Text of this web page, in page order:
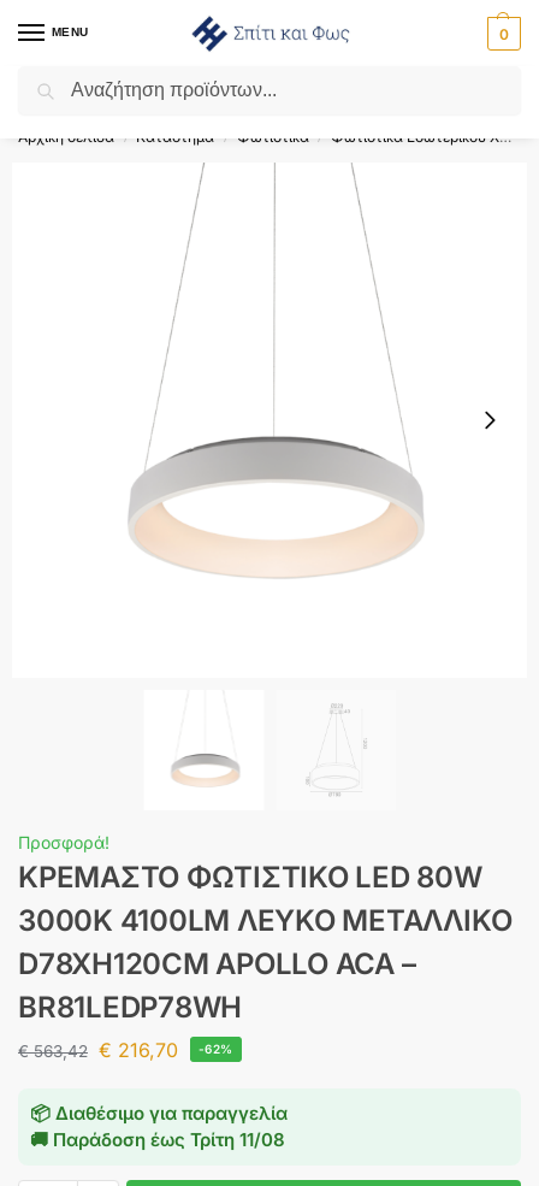
MENU 0
Flash Sale ⚡ 10% Έκπτωση με τον κωδικό ‘SPRING’!
Αρχική σελίδα / Κατάστημα / Φωτιστικά / Φωτιστικά Εσωτερικού Χώρου
Προσφορά!
ΚΡΕΜΑΣΤΟ ΦΩΤΙΣΤΙΚΟ LED 80W
3000K 4100LM ΛΕΥΚΟ ΜΕΤΑΛΛΙΚΟ
D78XH120CM APOLLO ACA –
BR81LEDP78WH
€563,42 € 216,70 -62%
📦 Διαθέσιμο για παραγγελία
🚚 Παράδοση έως Τρίτη 11/08